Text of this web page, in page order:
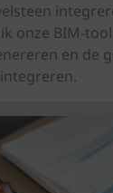
onze BIM-
en de